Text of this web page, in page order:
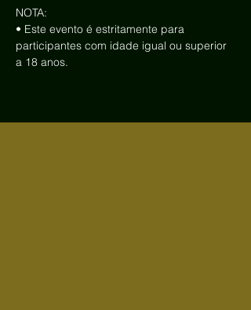
NOTA:
• Este evento é estritamente para
participantes com idade igual ou superior
a 18 anos.